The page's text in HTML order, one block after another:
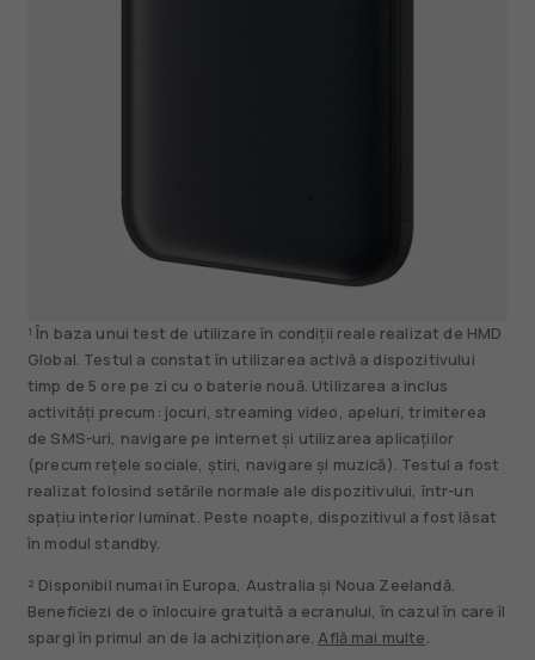
¹ În baza unui test de utilizare în condiții reale realizat de HMD
Global. Testul a constat în utilizarea activă a dispozitivului
timp de 5 ore pe zi cu o baterie nouă. Utilizarea a inclus
activități precum: jocuri, streaming video, apeluri, trimiterea
de SMS-uri, navigare pe internet și utilizarea aplicațiilor
(precum rețele sociale, știri, navigare și muzică). Testul a fost
realizat folosind setările normale ale dispozitivului, într-un
spațiu interior luminat. Peste noapte, dispozitivul a fost lăsat
în modul standby.
² Disponibil numai în Europa, Australia și Noua Zeelandă.
Beneficiezi de o înlocuire gratuită a ecranului, în cazul în care îl
spargi în primul an de la achiziționare. Află mai multe.